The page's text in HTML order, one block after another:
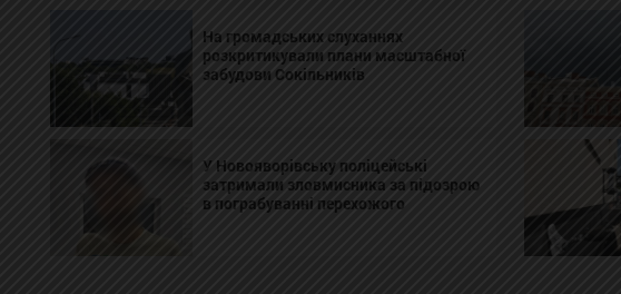
На громадських слуханнях
розкритикували плани масштабної
забудови Сокільників
У Новояворівську поліцейські
затримали зловмисника за підозрою
в пограбуванні перехожого